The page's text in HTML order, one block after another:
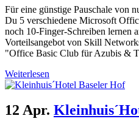
Für eine günstige Pauschale von
Du 5 verschiedene Microsoft
noch 10-Finger-Schreiben lernen
Vorteilsangebot von Skill
"Office Basic Club für Azubis &
Weiterlesen
12 Apr.